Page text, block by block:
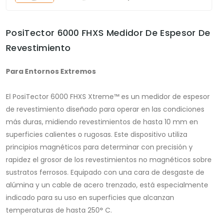
PosiTector 6000 FHXS Medidor De Espesor De
Revestimiento
Para Entornos Extremos
El PosiTector 6000 FHXS Xtreme™ es un medidor de espesor
de revestimiento diseñado para operar en las condiciones
más duras, midiendo revestimientos de hasta 10 mm en
superficies calientes o rugosas. Este dispositivo utiliza
principios magnéticos para determinar con precisión y
rapidez el grosor de los revestimientos no magnéticos sobre
sustratos ferrosos. Equipado con una cara de desgaste de
alúmina y un cable de acero trenzado, está especialmente
indicado para su uso en superficies que alcanzan
temperaturas de hasta 250° C.